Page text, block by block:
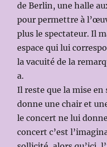
de Berlin, une halle
pour permettre à
plus le spectateur. Il
espace qui lui
la vacuité de la
a.
Il reste que la mise en
donne une chair et
le concert ne lui
concert c’est